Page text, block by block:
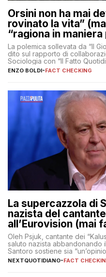
Orsini non ha mai
rovinato la vita”
“ragiona in
La polemica sollevata da “Il
dito sul rapporto di
Sociologia con “Il Fatto
erano volati stracci
ENZO BOLDI-FACT CHECKING
La supercazzola di
nazista del
all’Eurovision (mai
Oleh Psjuk, cantante dei
saluto nazista abbandonando
Santoro sostiene sia
così
NEXTQUOTIDIANO-FACT